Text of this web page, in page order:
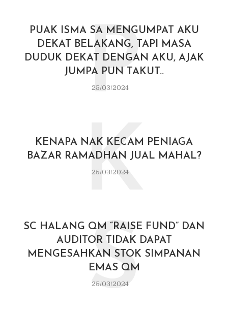
PUAK ISMA SA MENGUMPAT AKU
DEKAT BELAKANG, TAPI MASA
DUDUK DEKAT DENGAN AKU, AJAK
JUMPA PUN TAKUT..
25/03/2024
P
KENAPA NAK KECAM PENIAGA
BAZAR RAMADHAN JUAL MAHAL?
25/03/2024
K
SC HALANG QM “RAISE FUND” DAN
AUDITOR TIDAK DAPAT
MENGESAHKAN STOK SIMPANAN
EMAS QM
25/03/2024
S